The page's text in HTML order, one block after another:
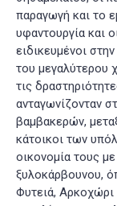
παραγωγή και το
υφαντουργία και
ειδικευμένοι
του μεγαλύτερου
τις
ανταγωνίζονταν
βαμβακερών,
κάτοικοι των
οικονομία τους
ξυλοκάρβουνου,
Φυτειά, Αρκοχώρι